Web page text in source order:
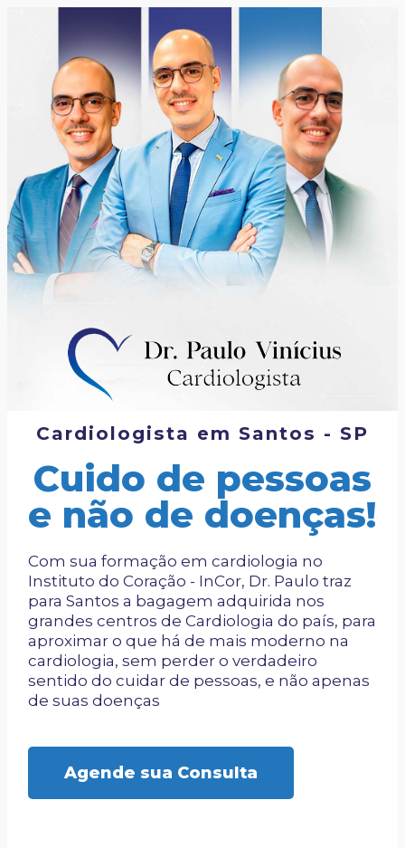
Cardiologista em Santos - SP
Cuido de pessoas
e não de doenças!
Com sua formação em cardiologia no
Instituto do Coração - InCor, Dr. Paulo traz
para Santos a bagagem adquirida nos
grandes centros de Cardiologia do país, para
aproximar o que há de mais moderno na
cardiologia, sem perder o verdadeiro
sentido do cuidar de pessoas, e não apenas
de suas doenças
Agende sua Consulta